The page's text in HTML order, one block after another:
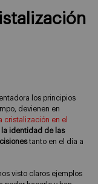
los principios
devienen en
cristalización en el
la identidad de las
tanto en el día a
visto claros ejemplos